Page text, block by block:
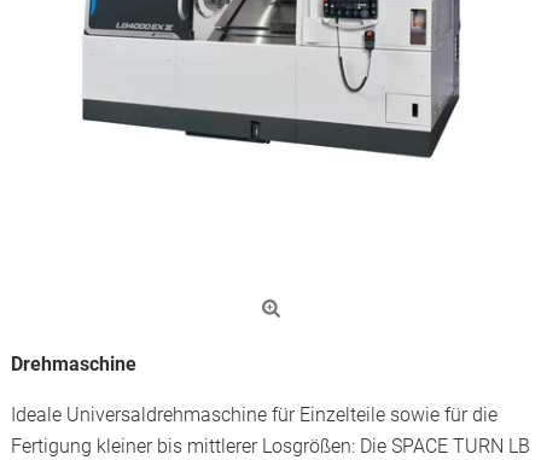
Drehmaschine
Ideale Universaldrehmaschine für Einzelteile sowie für die
Fertigung kleiner bis mittlerer Losgrößen: Die SPACE TURN LB